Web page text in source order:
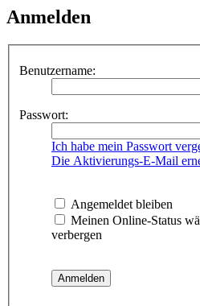
Anmelden
Benutzername:
Passwort:
Ich habe mein Passwort
Die Aktivierungs-E-Mail
Angemeldet bleiben
Meinen Online-Status
verbergen